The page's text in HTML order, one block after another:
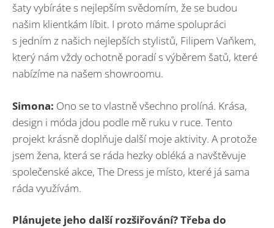
šaty vybíráte s nejlepším svědomím, že se budou
našim klientkám líbit. I proto máme spolupráci
s jedním z našich nejlepších stylistů, Filipem Vaňkem,
který nám vždy ochotně poradí s výběrem šatů, které
nabízíme na našem showroomu.
Simona: Ono se to vlastně všechno prolíná. Krása,
design i móda jdou podle mě ruku v ruce. Tento
projekt krásně doplňuje další moje aktivity. A protože
jsem žena, která se ráda hezky obléká a navštěvuje
společenské akce, The Dress je místo, které já sama
ráda využívám.
Plánujete jeho další rozšiřování? Třeba do